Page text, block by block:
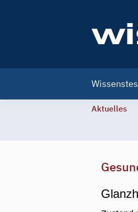
navigation
Aktuelles